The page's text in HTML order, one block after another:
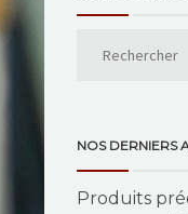
NOS DERNIERS
Produits